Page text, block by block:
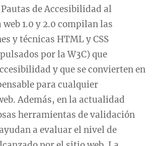
de Accesibilidad al
1.0 y 2.0 compilan las
y técnicas HTML y CSS
por la W3C) que
y que se convierten en
para cualquier
Además, en la actualidad
herramientas de validación
a evaluar el nivel de